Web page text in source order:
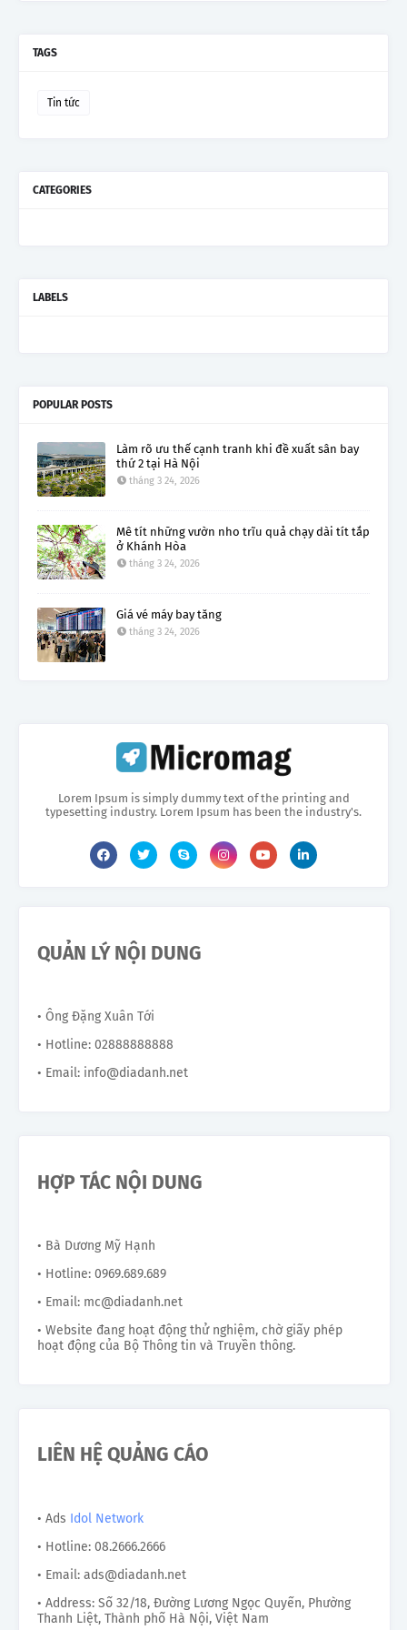
TAGS
Tin tức
CATEGORIES
LABELS
POPULAR POSTS
Làm rõ ưu thế cạnh tranh khi đề xuất sân bay
thứ 2 tại Hà Nội
tháng 3 24, 2026
Mê tít những vườn nho trĩu quả chạy dài tít tắp
ở Khánh Hòa
tháng 3 24, 2026
Giá vé máy bay tăng
tháng 3 24, 2026
Lorem Ipsum is simply dummy text of the printing and
typesetting industry. Lorem Ipsum has been the industry's.
QUẢN LÝ NỘI DUNG
• Ông Đặng Xuân Tới
• Hotline: 02888888888
• Email: info@diadanh.net
HỢP TÁC NỘI DUNG
• Bà Dương Mỹ Hạnh
• Hotline: 0969.689.689
• Email: mc@diadanh.net
• Website đang hoạt động thử nghiệm, chờ giấy phép
hoạt động của Bộ Thông tin và Truyền thông.
LIÊN HỆ QUẢNG CÁO
• Ads Idol Network
• Hotline: 08.2666.2666
• Email: ads@diadanh.net
• Address: Số 32/18, Đường Lương Ngọc Quyến, Phường
Thanh Liệt, Thành phố Hà Nội, Việt Nam